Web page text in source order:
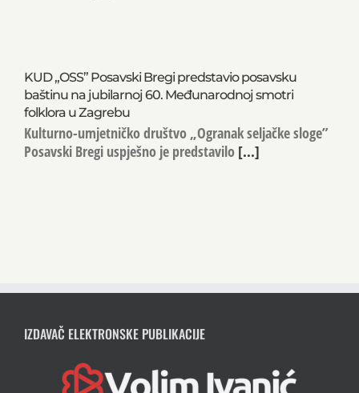
KUD „OSS” Posavski Bregi predstavio posavsku
baštinu na jubilarnoj 60. Međunarodnoj smotri
folklora u Zagrebu
Kulturno-umjetničko društvo „Ogranak seljačke sloge”
Posavski Bregi uspješno je predstavilo [...]
IZDAVAČ ELEKTRONSKE PUBLIKACIJE